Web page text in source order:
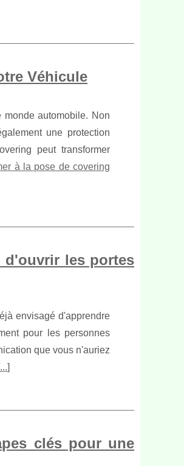
Véhicule
automobile. Non
une protection
peut transformer
à la pose de covering
d'ouvrir les portes
envisagé d'apprendre
pour les personnes
que vous n'auriez
...]
clés pour une